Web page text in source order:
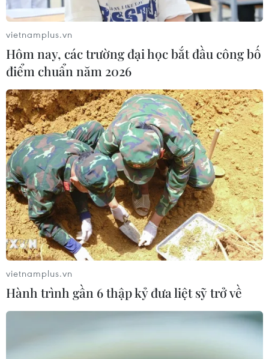
với những người trong danh sách bạn bè của họ để lừa
gửi tiền qua tài khoản ngân hàng.
vietnamplus.vn
Hôm nay, các trường đại học bắt đầu công bố
điểm chuẩn năm 2026
vietnamplus.vn
Hành trình gần 6 thập kỷ đưa liệt sỹ trở về